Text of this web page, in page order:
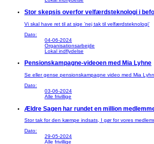
Stor skepsis overfor velfærdsteknologi i
Vi skal have ret til at sige ’nej tak til velfærdsteknologi’
Dato:
04-06-2024
Organisationsarbejde
Lokal indflydelse
Pensionskampagne-videoen med Mia Lyhne
Se eller gense pensionskampagne video med Mia
Dato:
03-06-2024
Alle frivillige
Ældre Sagen har rundet en million
Stor tak for den kæmpe indsats, I gør for vores
Dato:
29-05-2024
Alle frivillige